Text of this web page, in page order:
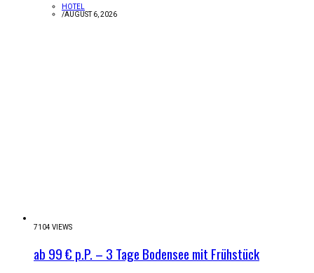
HOTEL
/AUGUST 6, 2026
7104 VIEWS
ab 99 € p.P. – 3 Tage Bodensee mit Frühstück